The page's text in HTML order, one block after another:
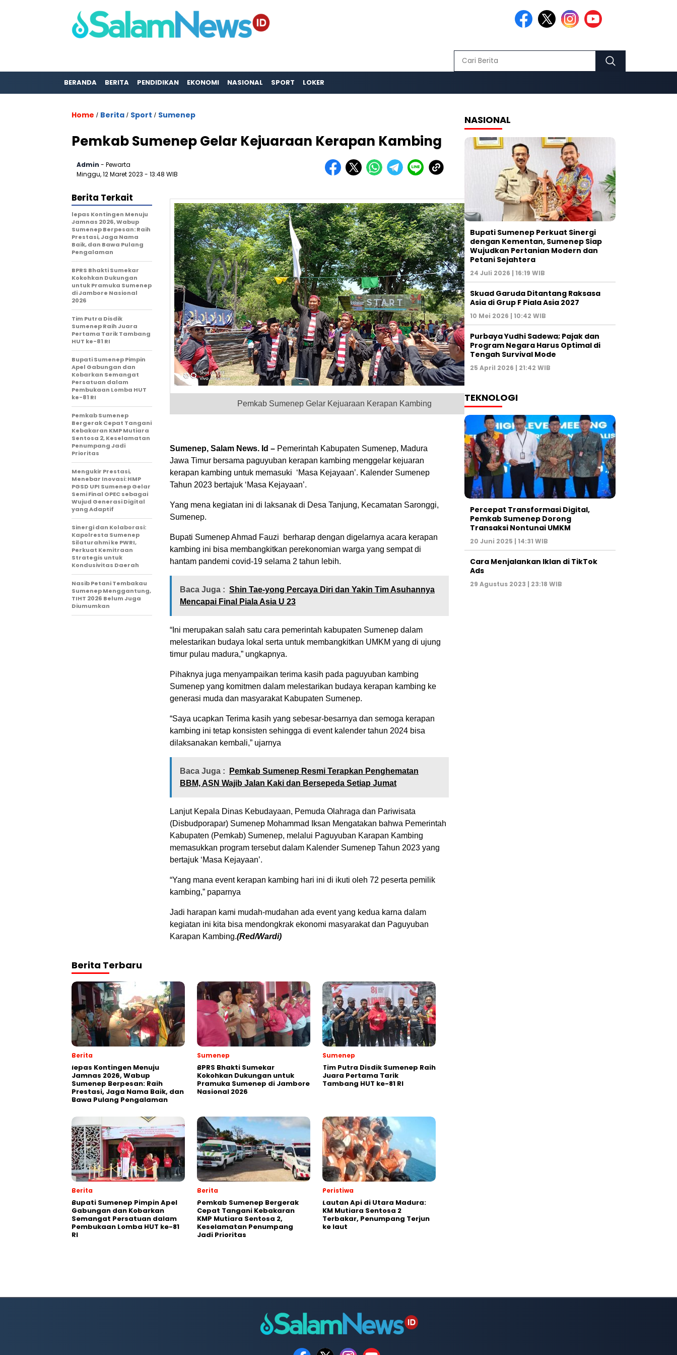
BERANDA BERITA PENDIDIKAN EKONOMI NASIONAL SPORT LOKER
Home / Berita / Sport / Sumenep
Pemkab Sumenep Gelar Kejuaraan Kerapan Kambing
Admin - Pewarta
Minggu, 12 Maret 2023 - 13:48 WIB
Pemkab Sumenep Gelar Kejuaraan Kerapan Kambing
Sumenep, Salam News. Id – Pemerintah Kabupaten Sumenep, Madura
Jawa Timur bersama paguyuban kerapan kambing menggelar kejuaran
kerapan kambing untuk memasuki ‘Masa Kejayaan’. Kalender Sumenep
Tahun 2023 bertajuk ‘Masa Kejayaan’.
Yang mena kegiatan ini di laksanak di Desa Tanjung, Kecamatan Saronggi,
Sumenep.
Bupati Sumenep Ahmad Fauzi berharap dengan digelarnya acara kerapan
kambing ini bisa membangkitkan perekonomian warga yang sempat di
hantam pandemi covid-19 selama 2 tahun lebih.
Baca Juga : Shin Tae-yong Percaya Diri dan Yakin Tim Asuhannya
Mencapai Final Piala Asia U 23
“Ini merupakan salah satu cara pemerintah kabupaten Sumenep dalam
melestarikan budaya lokal serta untuk membangkitkan UMKM yang di ujung
timur pulau madura,” ungkapnya.
Pihaknya juga menyampaikan terima kasih pada paguyuban kambing
Sumenep yang komitmen dalam melestarikan budaya kerapan kambing ke
generasi muda dan masyarakat Kabupaten Sumenep.
“Saya ucapkan Terima kasih yang sebesar-besarnya dan semoga kerapan
kambing ini tetap konsisten sehingga di event kalender tahun 2024 bisa
dilaksanakan kembali,” ujarnya
Baca Juga :
Pemkab Sumenep Resmi Terapkan Penghematan
BBM, ASN Wajib Jalan Kaki dan Bersepeda Setiap Jumat
Lanjut Kepala Dinas Kebudayaan, Pemuda Olahraga dan Pariwisata
(Disbudporapar) Sumenep Mohammad Iksan Mengatakan bahwa Pemerintah
Kabupaten (Pemkab) Sumenep, melalui Paguyuban Karapan Kambing
memasukkan program tersebut dalam Kalender Sumenep Tahun 2023 yang
bertajuk ‘Masa Kejayaan’.
“Yang mana event kerapan kambing hari ini di ikuti oleh 72 peserta pemilik
kambing,” paparnya
Jadi harapan kami mudah-mudahan ada event yang kedua karna dalam
kegiatan ini kita bisa mendongkrak ekonomi masyarakat dan Paguyuban
Karapan Kambing.(Red/Wardi)
Berita Terkait
lepas Kontingen Menuju
Jamnas 2026, Wabup
Sumenep Berpesan: Raih
Prestasi, Jaga Nama
Baik, dan Bawa Pulang
Pengalaman
BPRS Bhakti Sumekar
Kokohkan Dukungan
untuk Pramuka Sumenep
di Jambore Nasional
2026
Tim Putra Disdik
Sumenep Raih Juara
Pertama Tarik Tambang
HUT ke-81 RI
Bupati Sumenep Pimpin
Apel Gabungan dan
Kobarkan Semangat
Persatuan dalam
Pembukaan Lomba HUT
ke-81 RI
Pemkab Sumenep
Bergerak Cepat Tangani
Kebakaran KMP Mutiara
Sentosa 2, Keselamatan
Penumpang Jadi
Prioritas
Mengukir Prestasi,
Menebar Inovasi: HMP
PGSD UPI Sumenep Gelar
Semi Final OPEC sebagai
Wujud Generasi Digital
yang Adaptif
Sinergi dan Kolaborasi:
Kapolresta Sumenep
Silaturahmi ke PWRI,
Perkuat Kemitraan
Strategis untuk
Kondusivitas Daerah
Nasib Petani Tembakau
Sumenep Menggantung,
TIHT 2026 Belum Juga
Diumumkan
Berita Terbaru
Berita
lepas Kontingen Menuju
Jamnas 2026, Wabup
Sumenep Berpesan: Raih
Prestasi, Jaga Nama Baik, dan
Bawa Pulang Pengalaman
Sumenep
BPRS Bhakti Sumekar
Kokohkan Dukungan untuk
Pramuka Sumenep di Jambore
Nasional 2026
Sumenep
Tim Putra Disdik Sumenep Raih
Juara Pertama Tarik
Tambang HUT ke-81 RI
Berita
Bupati Sumenep Pimpin Apel
Gabungan dan Kobarkan
Semangat Persatuan dalam
Pembukaan Lomba HUT ke-81
RI
Berita
Pemkab Sumenep Bergerak
Cepat Tangani Kebakaran
KMP Mutiara Sentosa 2,
Keselamatan Penumpang
Jadi Prioritas
Peristiwa
Lautan Api di Utara Madura:
KM Mutiara Sentosa 2
Terbakar, Penumpang Terjun
ke laut
NASIONAL
Bupati Sumenep Perkuat Sinergi
dengan Kementan, Sumenep Siap
Wujudkan Pertanian Modern dan
Petani Sejahtera
24 Juli 2026 | 16:19 WIB
Skuad Garuda Ditantang Raksasa
Asia di Grup F Piala Asia 2027
10 Mei 2026 | 10:42 WIB
Purbaya Yudhi Sadewa; Pajak dan
Program Negara Harus Optimal di
Tengah Survival Mode
25 April 2026 | 21:42 WIB
TEKNOLOGI
Percepat Transformasi Digital,
Pemkab Sumenep Dorong
Transaksi Nontunai UMKM
20 Juni 2025 | 14:31 WIB
Cara Menjalankan Iklan di TikTok
Ads
29 Agustus 2023 | 23:18 WIB